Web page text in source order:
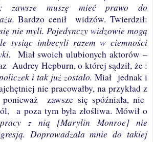
zawsze muszę mieć prawo do
Bardzo cenił widzów. Twierdził:
nie myli. Pojedynczy widzowie mogą
tysiąc imbecyli razem w ciemności
Miał swoich ulubionych aktorów –
Audrey Hepburn, o której sądził, że :
i tak już zostało. Miał jednak i
nie pracowałby, na przykład z
zawsze się spóźniała, nie
a poza tym była złośliwa. Mówił o
z nią [Marylin Monroe] nie
Doprowadzała mnie do takiej